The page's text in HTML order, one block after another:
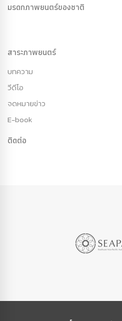
มรดกภาพยนตร์ของชาติ
สาระภาพยนตร์
บทความ
วีดีโอ
จดหมายข่าว
E-book
ติดต่อ